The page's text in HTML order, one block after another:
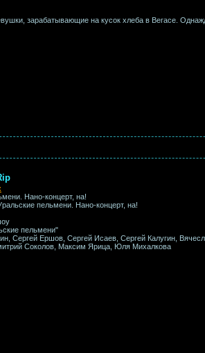
зарабатывающие на кусок хлеба в Вегасе.
Нано-концерт, на!
пельмени. Нано-концерт, на!
пельмени"
Сергей Ершов, Сергей Исаев, Сергей Калугин,
Соколов, Максим Ярица, Юля Михалкова